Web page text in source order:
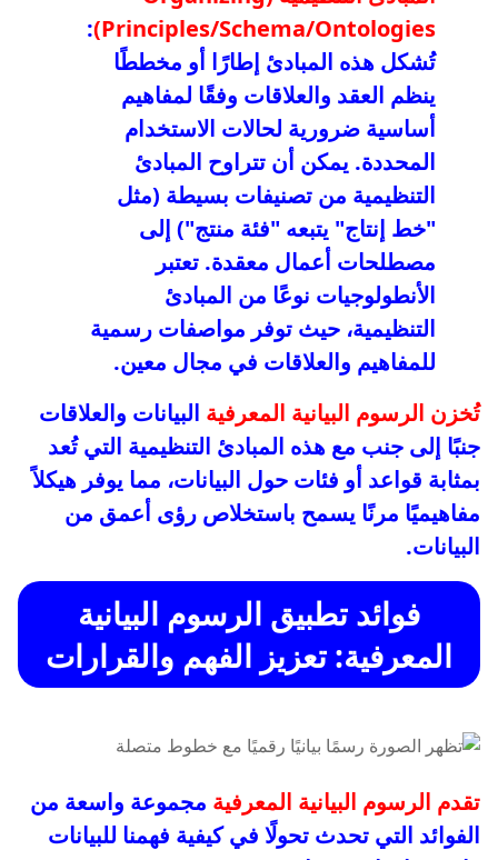
Principles/Schema/Ontologies)
:
تُشكل هذه المبادئ إطارًا أو مخططًا
ينظم العقد والعلاقات وفقًا لمفاهيم
أساسية ضرورية لحالات الاستخدام
المحددة. يمكن أن تتراوح المبادئ
التنظيمية من تصنيفات بسيطة (مثل
"خط إنتاج" يتبعه "فئة منتج") إلى
مصطلحات أعمال معقدة. تعتبر
الأنطولوجيات نوعًا من المبادئ
التنظيمية، حيث توفر مواصفات رسمية
للمفاهيم والعلاقات في مجال معين.
تُخزن الرسوم البيانية المعرفية البيانات والعلاقات
جنبًا إلى جنب مع هذه المبادئ التنظيمية التي تُعد
بمثابة قواعد أو فئات حول البيانات، مما يوفر هيكلاً
مفاهيميًا مرنًا يسمح باستخلاص رؤى أعمق من
البيانات.
فوائد تطبيق الرسوم البيانية
المعرفية: تعزيز الفهم والقرارات
تقدم الرسوم البيانية المعرفية مجموعة واسعة من
الفوائد التي تحدث تحولًا في كيفية فهمنا للبيانات